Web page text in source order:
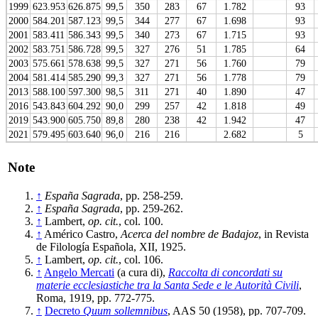
1999 623.953 626.875 99,5 350 283 67 1.782
93
2000 584.201 587.123 99,5 344 277 67 1.698
93
2001 583.411 586.343 99,5 340 273 67 1.715
93
2002 583.751 586.728 99,5 327 276 51 1.785
64
2003 575.661 578.638 99,5 327 271 56 1.760
79
2004 581.414 585.290 99,3 327 271 56 1.778
79
2013 588.100 597.300 98,5 311 271 40 1.890
47
2016 543.843 604.292 90,0 299 257 42 1.818
49
2019 543.900 605.750 89,8 280 238 42 1.942
47
2021 579.495 603.640 96,0 216 216 2.682 5
Note
↑ España Sagrada, pp. 258-259.
↑ España Sagrada, pp. 259-262.
↑ Lambert, op. cit., col. 100.
↑ Américo Castro, Acerca del nombre de Badajoz, in Revista
de Filología Española, XII, 1925.
↑ Lambert, op. cit., col. 106.
↑ Angelo Mercati (a cura di), Raccolta di concordati su
materie ecclesiastiche tra la Santa Sede e le Autorità Civili,
Roma, 1919, pp. 772-775.
↑ Decreto Quum sollemnibus, AAS 50 (1958), pp. 707-709.